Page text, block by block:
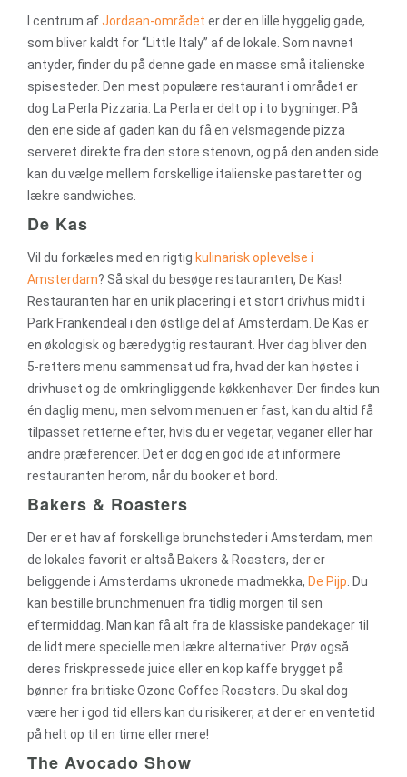
I centrum afJordaan-området er der en lille hyggelig gade,
som bliver kaldt for “Little Italy” af de lokale. Som navnet
antyder, finder du på denne gade en masse små italienske
spisesteder. Den mest populære restaurant i området er
dog La Perla Pizzaria. La Perla er delt op i to bygninger. På
den ene side af gaden kan du få en velsmagende pizza
serveret direkte fra den store stenovn, og på den anden side
kan du vælge mellem forskellige italienske pastaretter og
lækre sandwiches.
De Kas
Vil du forkæles med en rigtig kulinarisk oplevelse i
Amsterdam? Så skal du besøge restauranten, De Kas!
Restauranten har en unik placering i et stort drivhus midt i
Park Frankendeal i den østlige del af Amsterdam. De Kas er
en økologisk og bæredygtig restaurant. Hver dag bliver den
5-retters menu sammensat ud fra, hvad der kan høstes i
drivhuset og de omkringliggende køkkenhaver. Der findes kun
én daglig menu, men selvom menuen er fast, kan du altid få
tilpasset retterne efter, hvis du er vegetar, veganer eller har
andre præferencer. Det er dog en god ide at informere
restauranten herom, når du booker et bord.
Bakers & Roasters
Der er et hav af forskellige brunchsteder i Amsterdam, men
de lokales favorit er altså Bakers & Roasters, der er
beliggende i Amsterdams ukronede madmekka, De Pijp . Du
kan bestille brunchmenuen fra tidlig morgen til sen
eftermiddag. Man kan få alt fra de klassiske pandekager til
de lidt mere specielle men lækre alternativer. Prøv også
deres friskpressede juice eller en kop kaffe brygget på
bønner fra britiske Ozone Coffee Roasters. Du skal dog
være her i god tid ellers kan du risikerer, at der er en ventetid
på helt op til en time eller mere!
The Avocado Show